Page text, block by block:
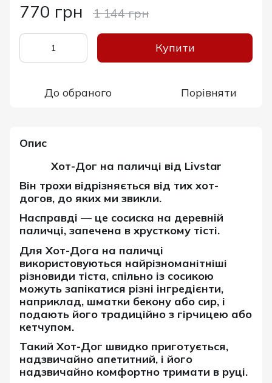
770 грн 1 144 грн
Купити
До обраного Порівняти
Опис
Хот-Дог на паличці від Livstar
Він трохи відрізняється від тих хот-
догов, до яких ми звикли.
Насправді — це сосиска на деревній
паличці, запечена в хрусткому тісті.
Для Хот-Дога на паличці
використовуються найрізноманітніші
різновиди тіста, спільно із сосикою
можуть запікатися різні інгредієнти,
наприклад, шматки бекону або сир, і
подають його традиційно з гірчицею або
кетчупом.
Такий Хот-Дог швидко приготується,
надзвичайно апетитний, і його
надзвичайно комфортно тримати в руці.